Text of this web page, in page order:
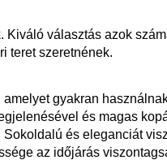
Kiváló választás azok
teret szeretnének.
gyakran
és magas
és eleganciát
az időjárás